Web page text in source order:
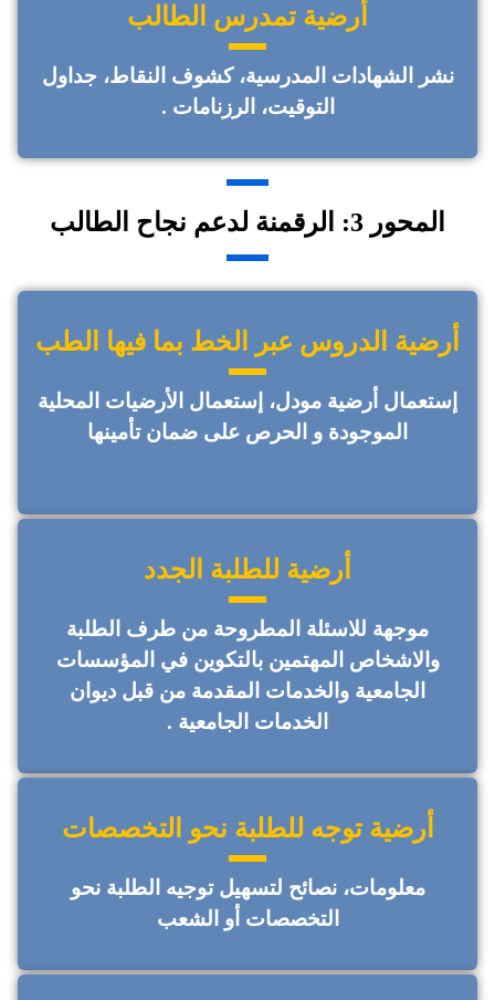
أرضية تمدرس الطالب
نشر الشهادات المدرسية، كشوف النقاط، جداول
التوقيت، الرزنامات .
المحور 3: الرقمنة لدعم نجاح الطالب
أرضية الدروس عبر الخط بما فيها الطب
إستعمال أرضية مودل، إستعمال الأرضيات المحلية
الموجودة و الحرص على ضمان تأمينها
أرضية للطلبة الجدد
موجهة للاسئلة المطروحة من طرف الطلبة
والاشخاص المهتمين بالتكوين في المؤسسات
الجامعية والخدمات المقدمة من قبل ديوان
الخدمات الجامعية .
أرضية توجه للطلبة نحو التخصصات
معلومات، نصائح لتسهيل توجيه الطلبة نحو
التخصصات أو الشعب